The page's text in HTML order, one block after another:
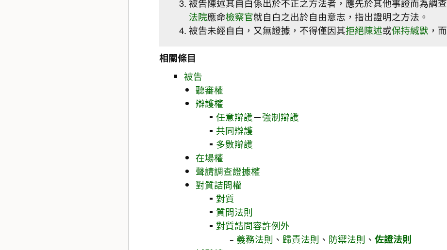
被告陳述其自白係出於不正之方法者，應先於其他事證而為調
法院應命檢察官就自白之出於自由意志，指出證明之方法。
被告未經自白，又無證據，不得僅因其拒絕陳述或保持緘默 ，
相關條目
被告
聽審權
辯護權
任意辯護－強制辯護
共同辯護
多數辯護
在場權
聲請調查證據權
對質詰問權
對質
質問法則
對質詰問容許例外
義務法則 、 歸責法則 、 防禦法則 、 佐證法則